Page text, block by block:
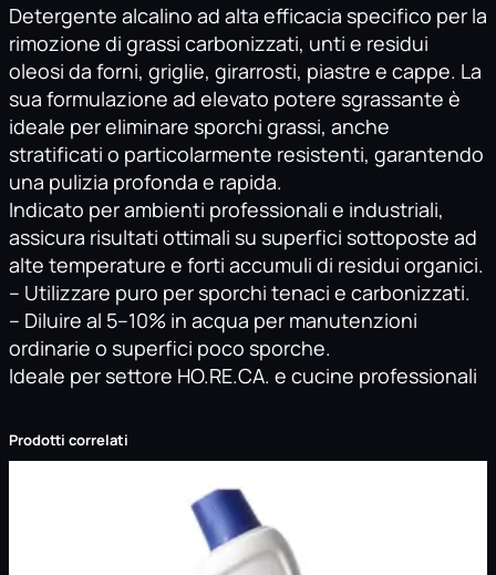
Detergente alcalino ad alta efficacia specifico per la
rimozione di grassi carbonizzati, unti e residui
oleosi da forni, griglie, girarrosti, piastre e cappe. La
sua formulazione ad elevato potere sgrassante è
ideale per eliminare sporchi grassi, anche
stratificati o particolarmente resistenti, garantendo
una pulizia profonda e rapida.
Indicato per ambienti professionali e industriali,
assicura risultati ottimali su superfici sottoposte ad
alte temperature e forti accumuli di residui organici.
– Utilizzare puro per sporchi tenaci e carbonizzati.
– Diluire al 5–10% in acqua per manutenzioni
ordinarie o superfici poco sporche.
Ideale per settore HO.RE.CA. e cucine professionali
Prodotti correlati